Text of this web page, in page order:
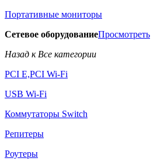
Портативные мониторы
Сетевое оборудованиеПросмотреть
Назад к Все категории
PCI E,PCI Wi-Fi
USB Wi-Fi
Коммутаторы Switch
Репитеры
Роутеры